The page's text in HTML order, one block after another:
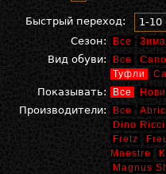
Быстрый переход:
1-10
Сезон:
Все Зима
Вид обуви: Все
Туфли
Показывать: Все
Производители: Все
Dino Ricci
Fretz
Maestre
Magnus